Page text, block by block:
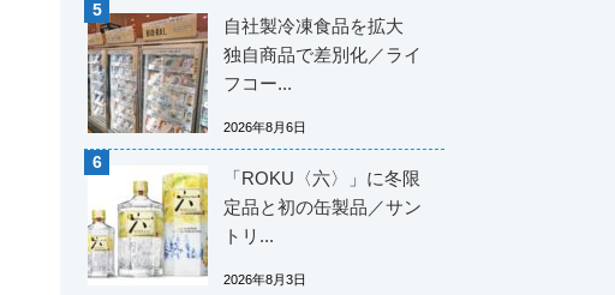
自社製冷凍食品を拡大
独自商品で差別化／ライ
フコー...
2026年8月6日
「ROKU〈六〉」に冬限
定品と初の缶製品／サン
トリ...
2026年8月3日